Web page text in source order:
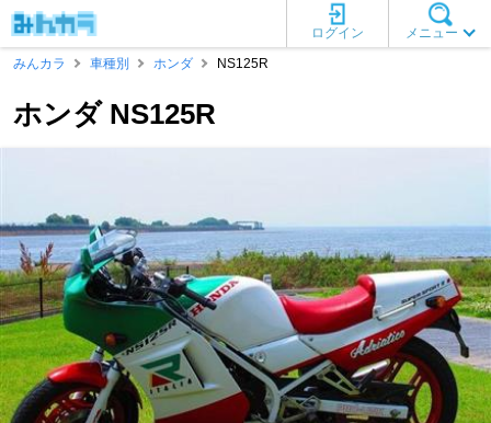
メニュー
ログイン
みんカラ
車種別 ホンダ NS125R
ホンダ NS125R